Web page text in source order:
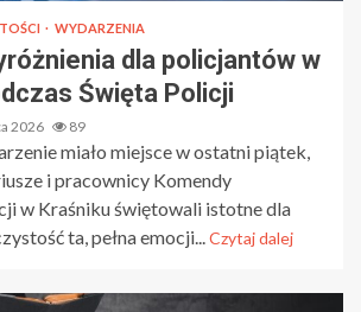
WYDARZENIA
dla policjantów w
Święta Policji
2026 89
miało miejsce w ostatni piątek,
i pracownicy Komendy
w Kraśniku świętowali istotne dla
ta, pełna emocji...Czytaj dalej